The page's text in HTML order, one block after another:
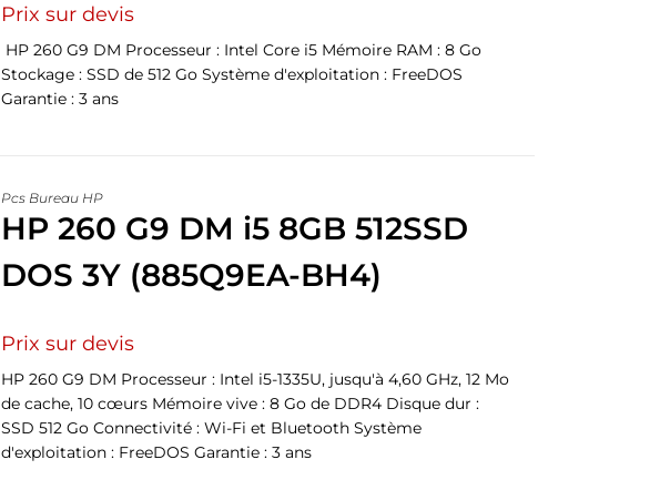
Prix sur devis
HP 260 G9 DM Processeur : Intel Core i5 Mémoire RAM : 8 Go
Stockage : SSD de 512 Go Système d'exploitation : FreeDOS
Garantie : 3 ans
Pcs Bureau HP
HP 260 G9 DM i5 8GB 512SSD
DOS 3Y (885Q9EA-BH4)
Prix sur devis
HP 260 G9 DM Processeur : Intel i5-1335U, jusqu'à 4,60 GHz, 12 Mo
de cache, 10 cœurs Mémoire vive : 8 Go de DDR4 Disque dur :
SSD 512 Go Connectivité : Wi-Fi et Bluetooth Système
d'exploitation : FreeDOS Garantie : 3 ans